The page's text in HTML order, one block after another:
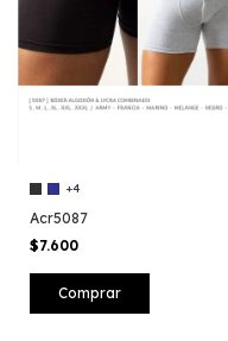
+4
Acr5087
$7.600
Comprar